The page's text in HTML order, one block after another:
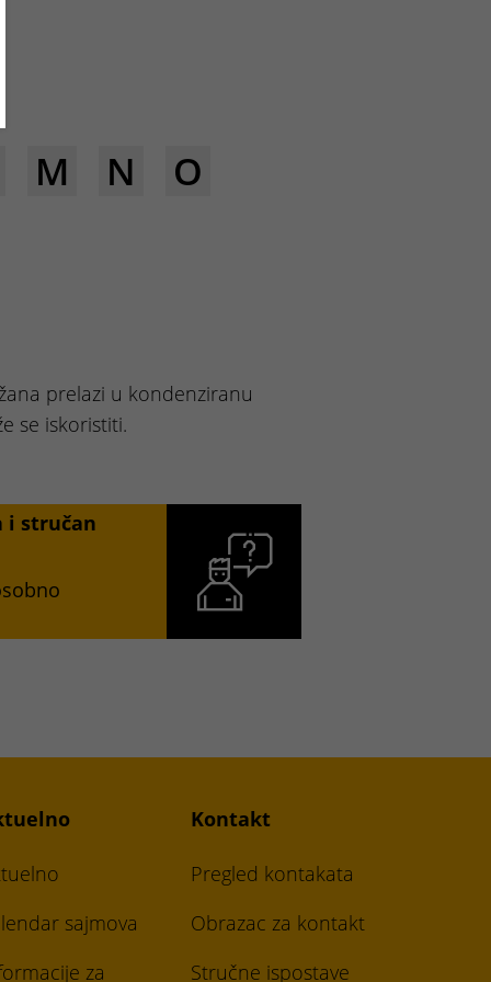
M N O
prelazi u kondenziranu
se iskoristiti.
i stručan
sajmova
za
Kontakt
Pregled kontakata
Obrazac za kontakt
Stručne ispostave